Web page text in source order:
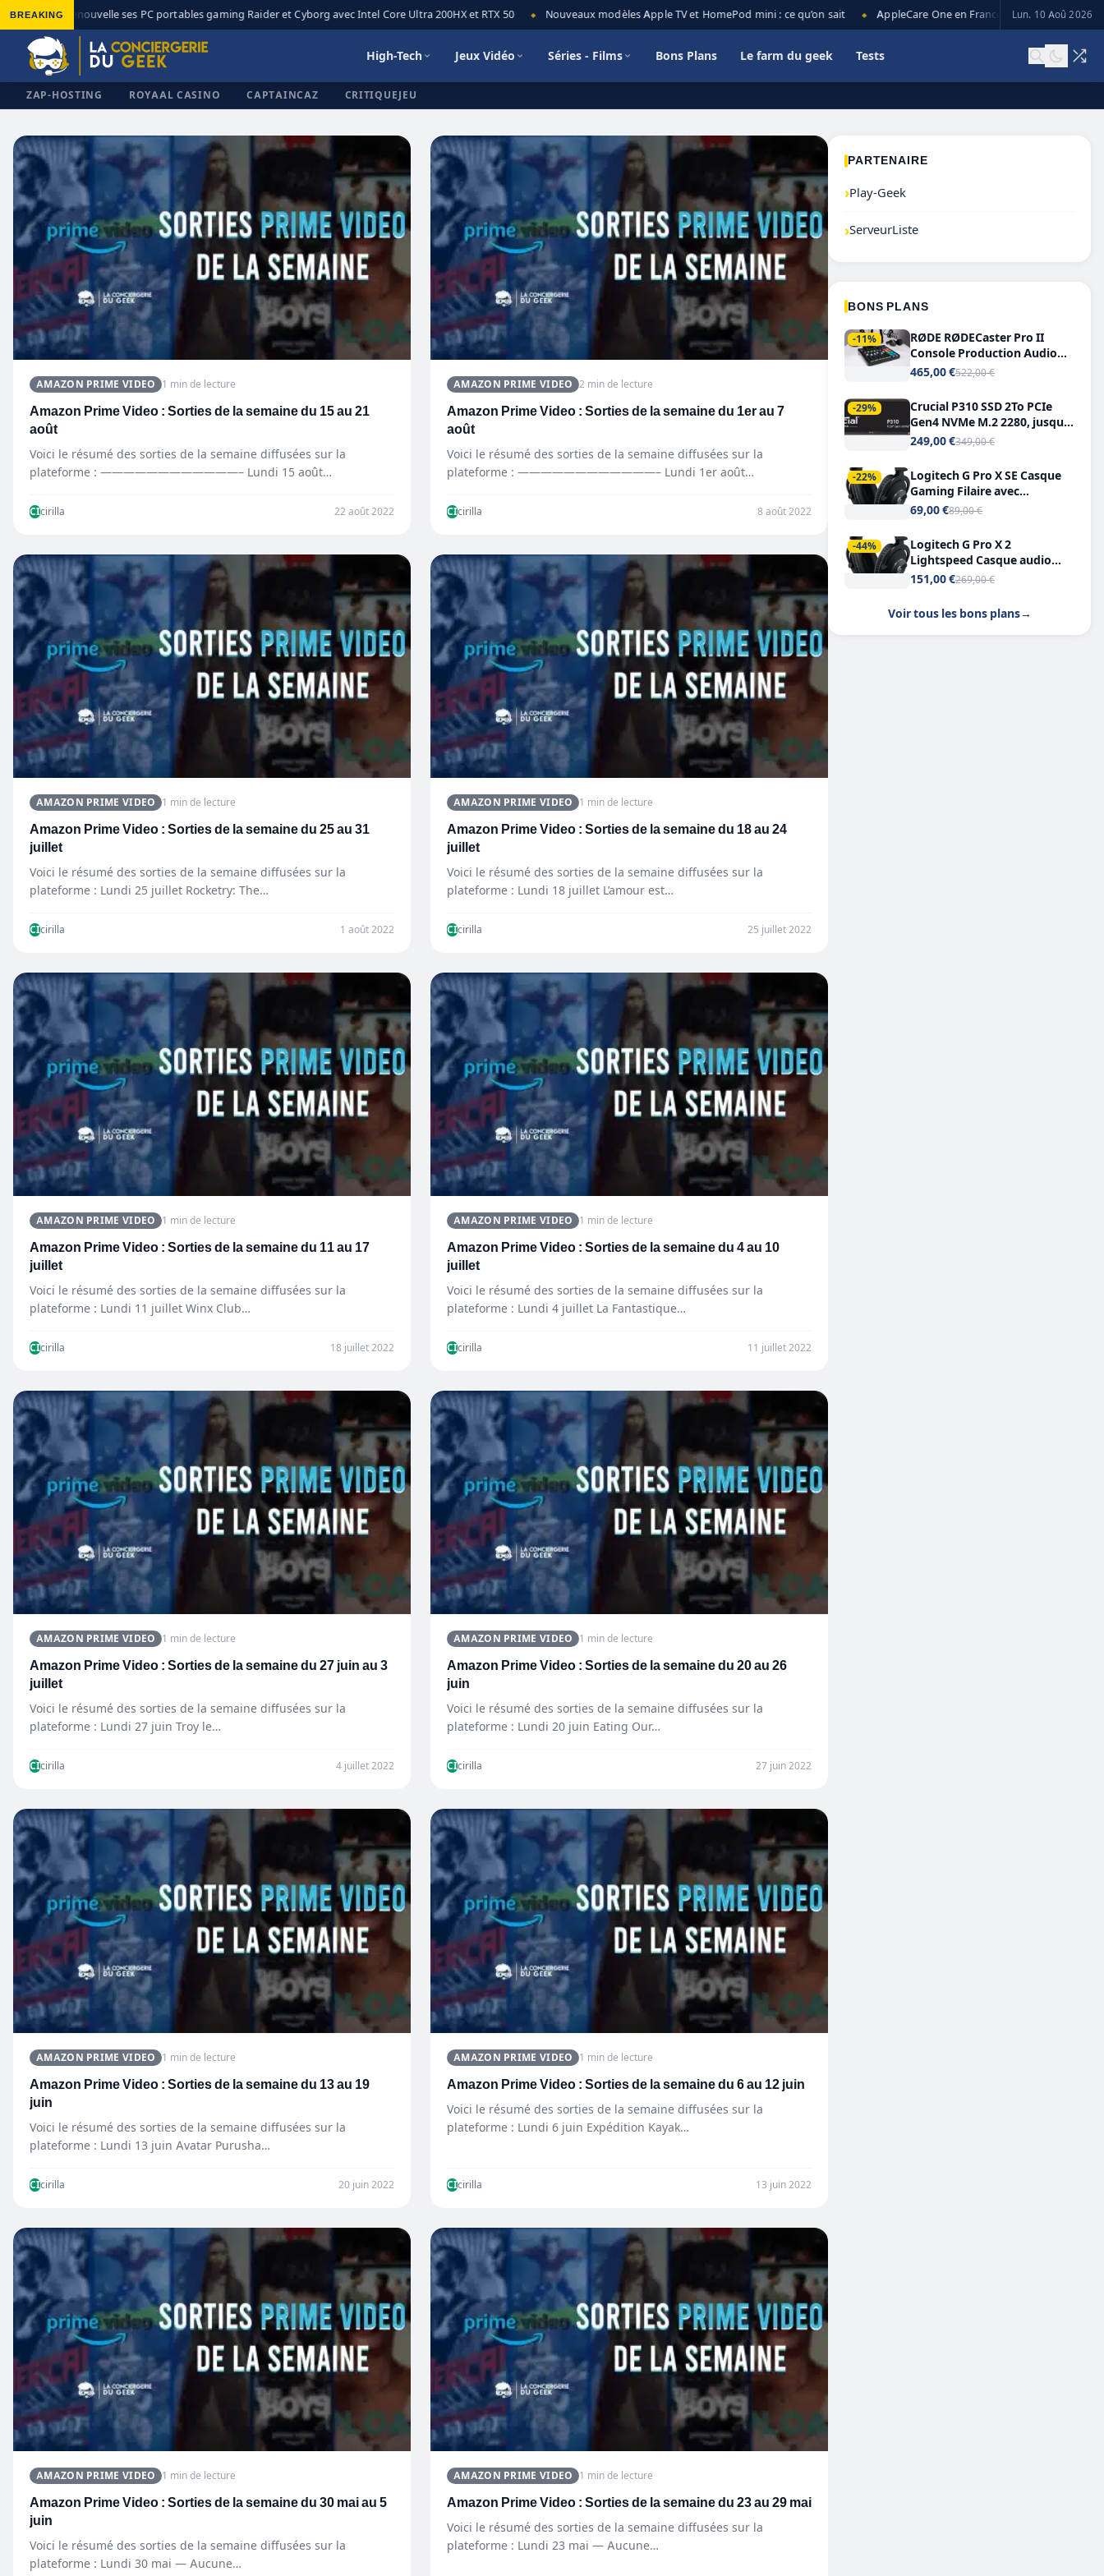
BREAKING
◆ MSI renouvelle ses PC portables gaming Raider et Cyborg avec Intel Core Ultra 200HX et RTX 50 Nouveaux modèles Apple TV et HomePod mini : ce qu’on sait AppleCare One en France : prix, couverture et
Lun. 10 Aoû 2026
High-Tech Jeux Vidéo Séries - Films Bons Plans Le farm du geek Tests
ZAP-HOSTING ROYAAL CASINO CAPTAINCAZ CRITIQUEJEU
AMAZON PRIME VIDEO 1 min de lecture
Amazon Prime Video : Sorties de la semaine du 15 au 21
août
Voici le résumé des sorties de la semaine diffusées sur la
plateforme : ————————————– Lundi 15 août
CIcirilla 22 août 2022
AMAZON PRIME VIDEO 2 min de lecture
Amazon Prime Video : Sorties de la semaine du 1er au 7
août
Voici le résumé des sorties de la semaine diffusées sur la
plateforme : ————————————– Lundi 1er août
CIcirilla 8 août 2022
AMAZON PRIME VIDEO 1 min de lecture
Amazon Prime Video : Sorties de la semaine du 25 au 31
juillet
Voici le résumé des sorties de la semaine diffusées sur la
plateforme : Lundi 25 juillet Rocketry: The…
CIcirilla 1 août 2022
AMAZON PRIME VIDEO 1 min de lecture
Amazon Prime Video : Sorties de la semaine du 18 au 24
juillet
Voici le résumé des sorties de la semaine diffusées sur la
plateforme : Lundi 18 juillet L’amour est…
CIcirilla 25 juillet 2022
AMAZON PRIME VIDEO 1 min de lecture
Amazon Prime Video : Sorties de la semaine du 11 au 17
juillet
Voici le résumé des sorties de la semaine diffusées sur la
plateforme : Lundi 11 juillet Winx Club…
CIcirilla 18 juillet 2022
AMAZON PRIME VIDEO 1 min de lecture
Amazon Prime Video : Sorties de la semaine du 4 au 10
juillet
Voici le résumé des sorties de la semaine diffusées sur la
plateforme : Lundi 4 juillet La Fantastique…
CIcirilla 11 juillet 2022
AMAZON PRIME VIDEO 1 min de lecture
Amazon Prime Video : Sorties de la semaine du 27 juin au 3
juillet
Voici le résumé des sorties de la semaine diffusées sur la
plateforme : Lundi 27 juin Troy le…
CIcirilla 4 juillet 2022
AMAZON PRIME VIDEO 1 min de lecture
Amazon Prime Video : Sorties de la semaine du 20 au 26
juin
Voici le résumé des sorties de la semaine diffusées sur la
plateforme : Lundi 20 juin Eating Our…
CIcirilla 27 juin 2022
AMAZON PRIME VIDEO 1 min de lecture
Amazon Prime Video : Sorties de la semaine du 13 au 19
juin
Voici le résumé des sorties de la semaine diffusées sur la
plateforme : Lundi 13 juin Avatar Purusha…
CIcirilla 20 juin 2022
AMAZON PRIME VIDEO 1 min de lecture
Amazon Prime Video : Sorties de la semaine du 6 au 12 juin
Voici le résumé des sorties de la semaine diffusées sur la
plateforme : Lundi 6 juin Expédition Kayak…
CIcirilla 13 juin 2022
AMAZON PRIME VIDEO 1 min de lecture
Amazon Prime Video : Sorties de la semaine du 30 mai au 5
juin
Voici le résumé des sorties de la semaine diffusées sur la
plateforme : Lundi 30 mai — Aucune…
AMAZON PRIME VIDEO 1 min de lecture
Amazon Prime Video : Sorties de la semaine du 23 au 29 mai
Voici le résumé des sorties de la semaine diffusées sur la
plateforme : Lundi 23 mai — Aucune…
PARTENAIRE
›Play-Geek
›ServeurListe
BONS PLANS
-11%
RØDE RØDECaster Pro II
Console Production Audio
Tout-en-Un, Bluetooth et
465,00 €522,00 €
-29%
Crucial P310 SSD 2To PCIe
Gen4 NVMe M.2 2280, jusqu’à
7.100 Mo/s
249,00 €349,00 €
-22%
Logitech G Pro X SE Casque
Gaming Filaire avec
Microphone Micro
7.1
69,00 €89,00 €
-44%
Logitech G Pro X 2
Lightspeed Casque audio
bluetooth
151,00 €269,00 €
Voir tous les bons plans→